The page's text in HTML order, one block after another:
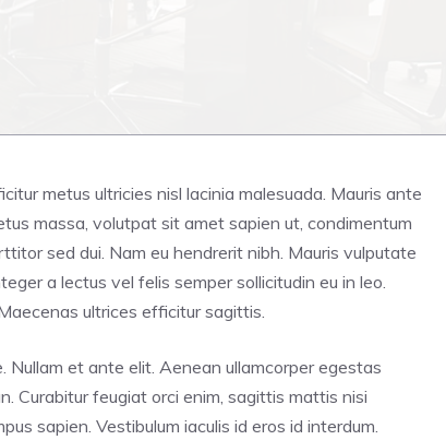
metus ultricies nisl lacinia malesuada. Mauris ante
massa, volutpat sit amet sapien ut, condimentum
sed dui. Nam eu hendrerit nibh. Mauris vulputate
a lectus vel felis semper sollicitudin eu in leo.
ultrices efficitur sagittis.
Nullam et ante elit. Aenean ullamcorper egestas
Curabitur feugiat orci enim, sagittis mattis nisi
sapien. Vestibulum iaculis id eros id interdum.